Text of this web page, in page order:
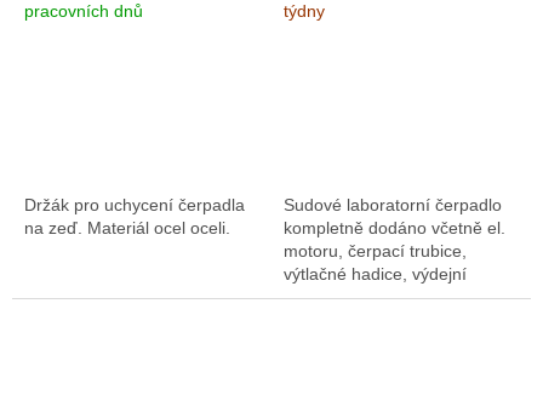
pracovních dnů
Držák pro uchycení čerpadla
na zeď. Materiál ocel oceli.
týdny
Sudové laboratorní čerpadlo
kompletně dodáno včetně el.
motoru, čerpací trubice,
výtlačné hadice, výdejní
pistole. Čerpadlo je vhodné